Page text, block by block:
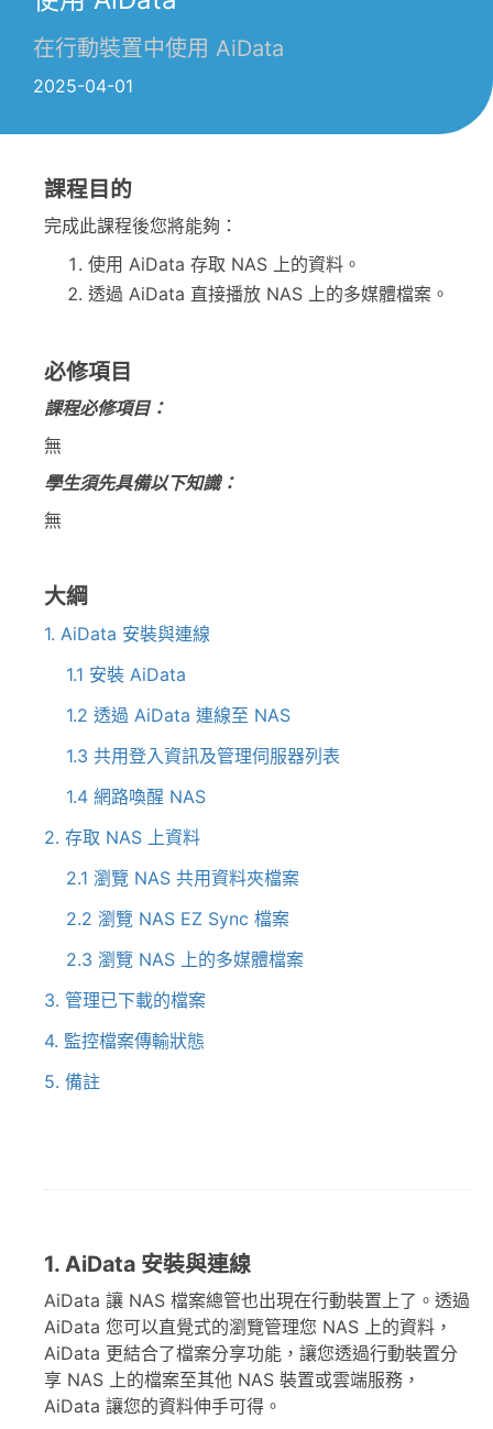
在行動裝置中使用 AiData
2025-04-01
課程目的
完成此課程後您將能夠：
使用 AiData 存取 NAS 上的資料。
透過 AiData 直接播放 NAS 上的多媒體檔案。
必修項目
課程必修項目：
無
學生須先具備以下知識：
無
大綱
1. AiData 安裝與連線
1.1 安裝 AiData
1.2 透過 AiData 連線至 NAS
1.3 共用登入資訊及管理伺服器列表
1.4 網路喚醒 NAS
2. 存取 NAS 上資料
2.1 瀏覽 NAS 共用資料夾檔案
2.2 瀏覽 NAS EZ Sync 檔案
2.3 瀏覽 NAS 上的多媒體檔案
3. 管理已下載的檔案
4. 監控檔案傳輸狀態
5. 備註
1. AiData 安裝與連線
AiData 讓 NAS 檔案總管也出現在行動裝置上了。透過
AiData 您可以直覺式的瀏覽管理您 NAS 上的資料，
AiData 更結合了檔案分享功能，讓您透過行動裝置分
享 NAS 上的檔案至其他 NAS 裝置或雲端服務，
AiData 讓您的資料伸手可得。